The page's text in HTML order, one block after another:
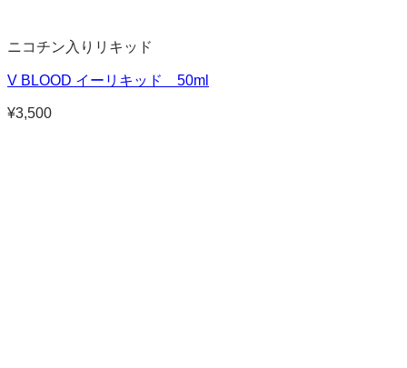
ニコチン入りリキッド
V BLOOD イーリキッド 50ml
¥3,500